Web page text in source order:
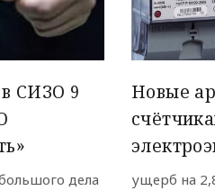
СИЗО 9
дела
Новые
ущерб на